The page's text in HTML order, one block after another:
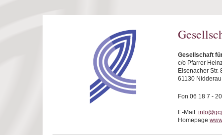
Gesellschaft
c/o Pfarrer
Eisenacher Str.
61130 Nidderau
Fon 06 18 7 -
E-Mail:
Homepage